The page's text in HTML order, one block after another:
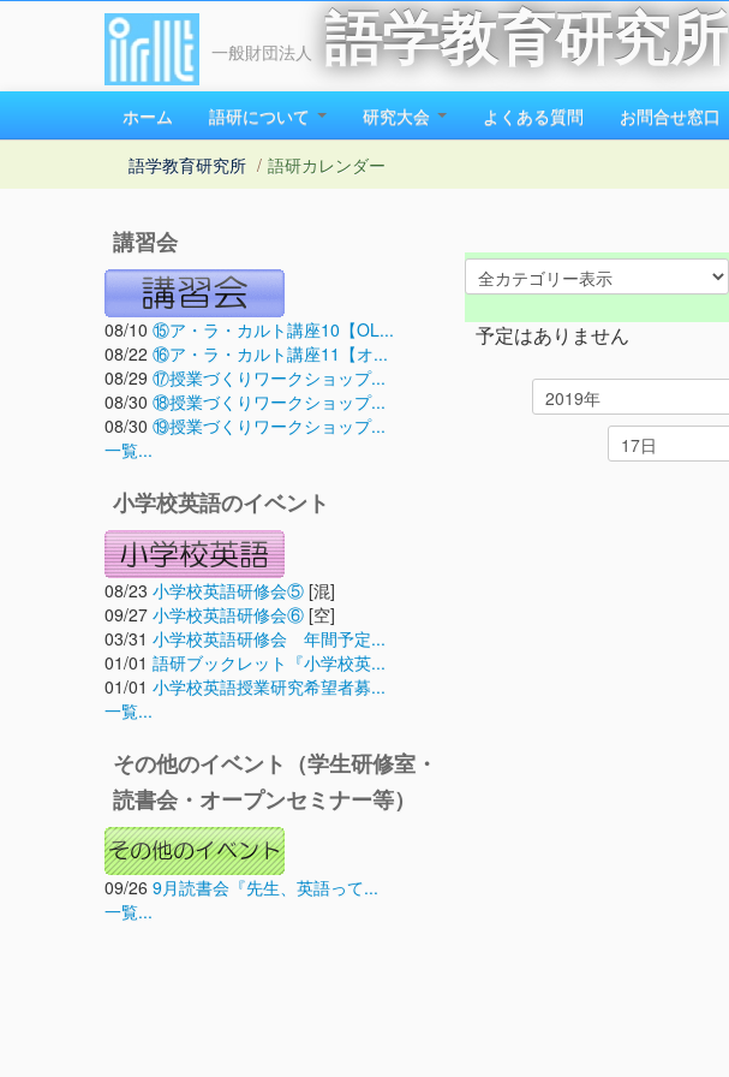
一般財団法人 語学教育研究所
ホーム 語研について 研究大会 よくある質問 お問合せ窓口
語学教育研究所 / 語研カレンダー
講習会
08/10 ⑮ア・ラ・カルト講座10【OL...
08/22 ⑯ア・ラ・カルト講座11【オ...
08/29 ⑰授業づくりワークショップ...
08/30 ⑱授業づくりワークショップ...
08/30 ⑲授業づくりワークショップ...
一覧...
小学校英語のイベント
08/23 小学校英語研修会⑤ [混]
09/27 小学校英語研修会⑥ [空]
03/31 小学校英語研修会 年間予定...
01/01 語研ブックレット『小学校英...
01/01 小学校英語授業研究希望者募...
一覧...
その他のイベント（学生研修室・
読書会・オープンセミナー等）
09/26 9月読書会『先生、英語って...
一覧...
予定はありません